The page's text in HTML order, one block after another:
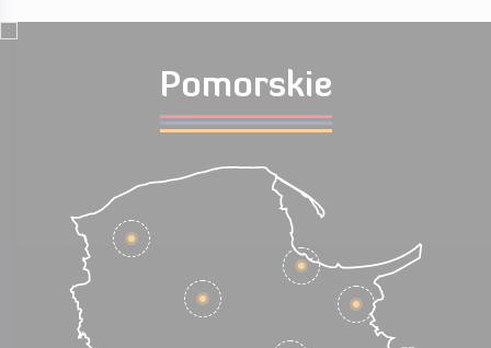
Pomorskie